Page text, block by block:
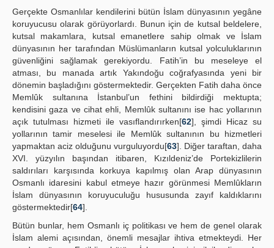
Gerçekte Osmanlılar kendilerini bütün İslam dünyasının yegâne
koruyucusu olarak görüyorlardı. Bunun için de kutsal beldelere,
kutsal makamlara, kutsal emanetlere sahip olmak ve İslam
dünyasının her tarafından Müslümanların kutsal yolculuklarının
güvenliğini sağlamak gerekiyordu. Fatih’in bu meseleye el
atması, bu manada artık Yakındoğu coğrafyasında yeni bir
dönemin başladığını göstermektedir. Gerçekten Fatih daha önce
Memlûk sultanına İstanbul’un fethini bildirdiği mektupta;
kendisini gaza ve cihat ehli, Memlûk sultanını ise hac yollarının
açık tutulması hizmeti ile vasıflandırırken[62], şimdi Hicaz su
yollarının tamir meselesi ile Memlûk sultanının bu hizmetleri
yapmaktan aciz olduğunu vurguluyordu[63]. Diğer taraftan, daha
XVI. yüzyılın başından itibaren, Kızıldeniz’de Portekizlilerin
saldırıları karşısında korkuya kapılmış olan Arap dünyasının
Osmanlı idaresini kabul etmeye hazır görünmesi Memlûkların
İslam dünyasının koruyuculuğu hususunda zayıf kaldıklarını
göstermektedir[64].
Bütün bunlar, hem Osmanlı iç politikası ve hem de genel olarak
İslam alemi açısından, önemli mesajlar ihtiva etmekteydi. Her